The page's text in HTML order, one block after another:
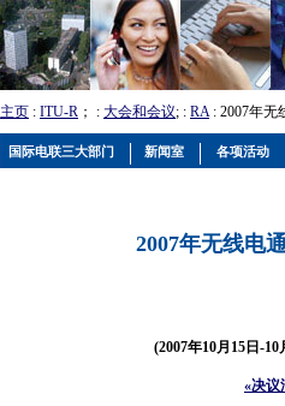
主页 : ITU-R ； : 大会和会议; : RA: 2007年无
2007年无线电
(2007年10月15日-
«决议
国际电联三大部门 新闻室 各项活动